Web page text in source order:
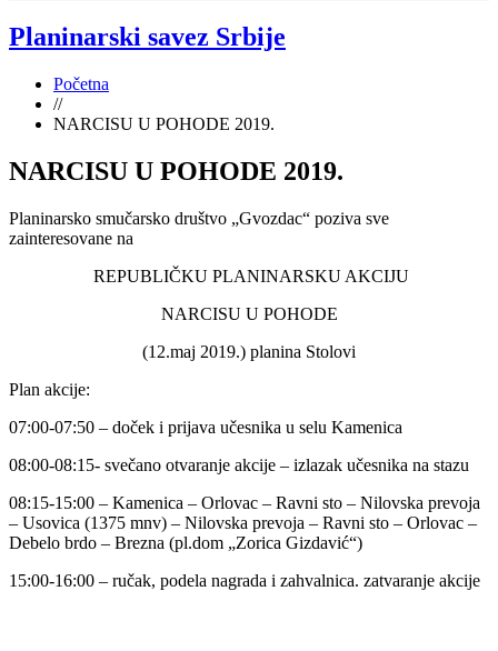
Planinarski savez Srbije
Početna
//
NARCISU U POHODE 2019.
NARCISU U POHODE 2019.
Planinarsko smučarsko društvo „Gvozdac“ poziva sve
zainteresovane na
REPUBLIČKU PLANINARSKU AKCIJU
NARCISU U POHODE
(12.maj 2019.) planina Stolovi
Plan akcije:
07:00-07:50 – doček i prijava učesnika u selu Kamenica
08:00-08:15- svečano otvaranje akcije – izlazak učesnika na stazu
08:15-15:00 – Kamenica – Orlovac – Ravni sto – Nilovska prevoja
– Usovica (1375 mnv) – Nilovska prevoja – Ravni sto – Orlovac –
Debelo brdo – Brezna (pl.dom „Zorica Gizdavić“)
15:00-16:00 – ručak, podela nagrada i zahvalnica. zatvaranje akcije